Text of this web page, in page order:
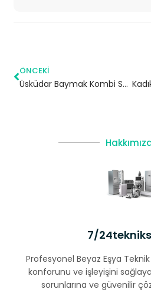
ÖNCEKI
Üsküdar Baymak Kombi Servisi – Yetkili Servis
7/
Profesyonel Beyaz Eşya
konforunu ve işleyişini
sorunlarına ve güvenilir